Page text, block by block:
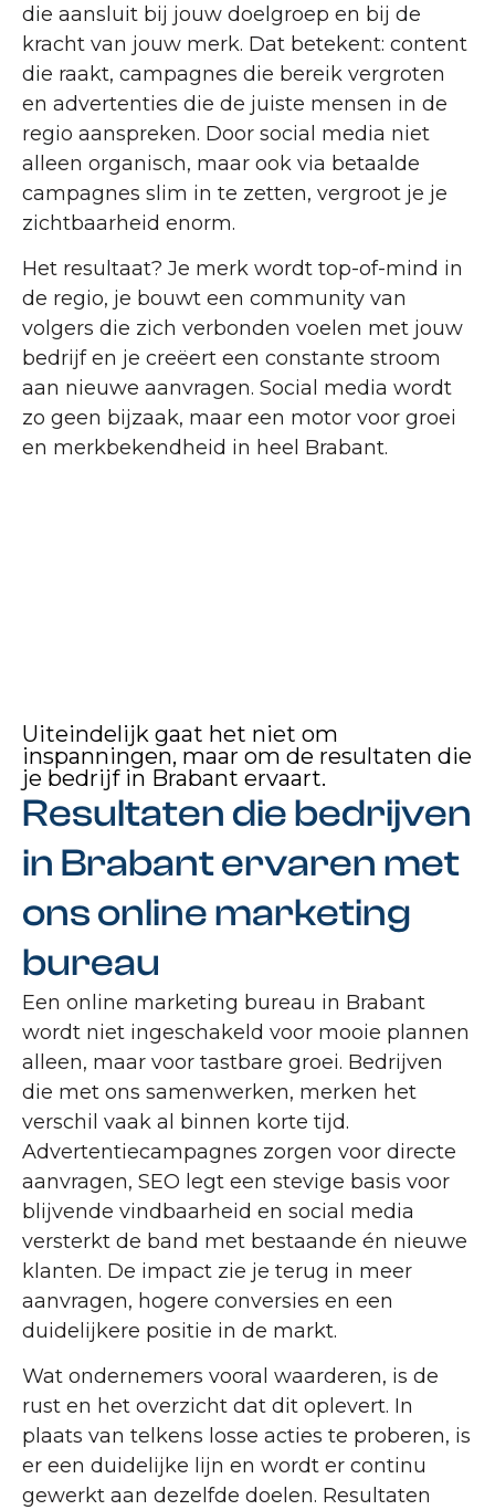
die aansluit bij jouw doelgroep en bij de
kracht van jouw merk. Dat betekent: content
die raakt, campagnes die bereik vergroten
en advertenties die de juiste mensen in de
regio aanspreken. Door social media niet
alleen organisch, maar ook via betaalde
campagnes slim in te zetten, vergroot je je
zichtbaarheid enorm.
Het resultaat? Je merk wordt top-of-mind in
de regio, je bouwt een community van
volgers die zich verbonden voelen met jouw
bedrijf en je creëert een constante stroom
aan nieuwe aanvragen. Social media wordt
zo geen bijzaak, maar een motor voor groei
en merkbekendheid in heel Brabant.
Uiteindelijk gaat het niet om
inspanningen, maar om de resultaten die
je bedrijf in Brabant ervaart.
Resultaten die bedrijven
in Brabant ervaren met
ons online marketing
bureau
Een online marketing bureau in Brabant
wordt niet ingeschakeld voor mooie plannen
alleen, maar voor tastbare groei. Bedrijven
die met ons samenwerken, merken het
verschil vaak al binnen korte tijd.
Advertentiecampagnes zorgen voor directe
aanvragen, SEO legt een stevige basis voor
blijvende vindbaarheid en social media
versterkt de band met bestaande én nieuwe
klanten. De impact zie je terug in meer
aanvragen, hogere conversies en een
duidelijkere positie in de markt.
Wat ondernemers vooral waarderen, is de
rust en het overzicht dat dit oplevert. In
plaats van telkens losse acties te proberen, is
er een duidelijke lijn en wordt er continu
gewerkt aan dezelfde doelen. Resultaten